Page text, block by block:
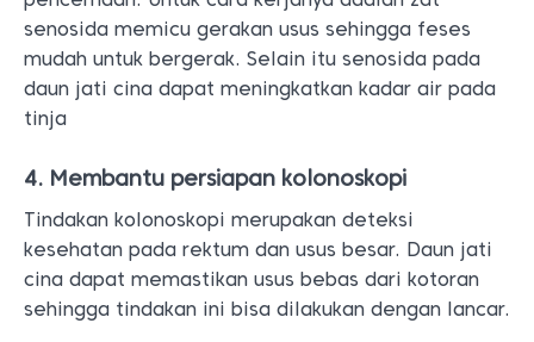
senosida memicu gerakan usus sehingga feses
mudah untuk bergerak. Selain itu senosida pada
daun jati cina dapat meningkatkan kadar air pada
tinja
4. Membantu persiapan kolonoskopi
Tindakan kolonoskopi merupakan deteksi
kesehatan pada rektum dan usus besar. Daun jati
cina dapat memastikan usus bebas dari kotoran
sehingga tindakan ini bisa dilakukan dengan lancar.